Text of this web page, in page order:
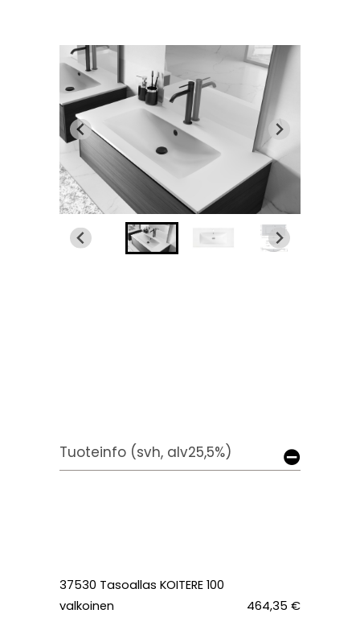
Tuoteinfo (svh, alv25,5%)
37530 Tasoallas KOITERE 100
valkoinen
464,35 €